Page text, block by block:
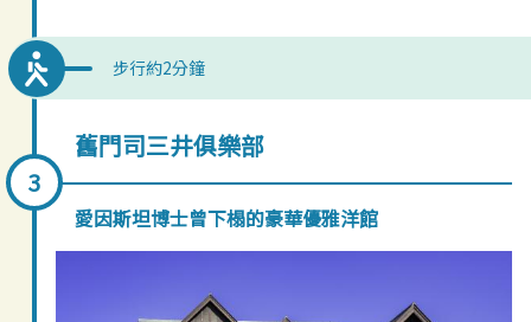
步行約2分鐘
舊門司三井俱樂部
愛因斯坦博士曾下榻的豪華優雅洋館